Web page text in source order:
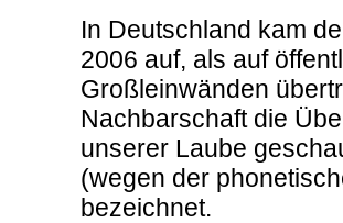
In Deutschland kam
2006 auf, als auf
Großleinwänden
Nachbarschaft die
unserer Laube
(wegen der
bezeichnet.